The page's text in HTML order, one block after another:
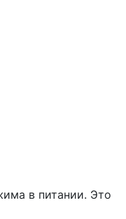
в питании. Это